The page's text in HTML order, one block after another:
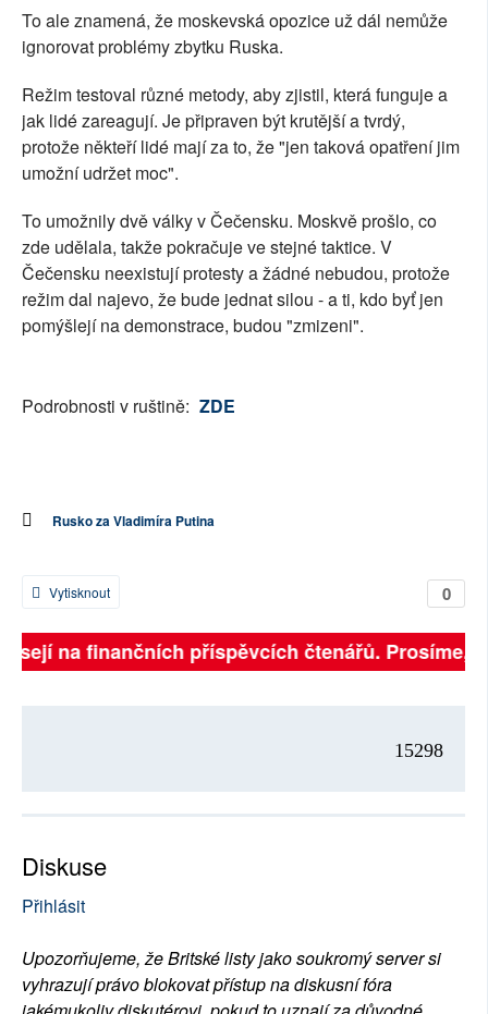
To ale znamená, že moskevská opozice už dál nemůže
ignorovat problémy zbytku Ruska.
Režim testoval různé metody, aby zjistil, která funguje a
jak lidé zareagují. Je připraven být krutější a tvrdý,
protože někteří lidé mají za to, že "jen taková opatření jim
umožní udržet moc".
To umožnily dvě války v Čečensku. Moskvě prošlo, co
zde udělala, takže pokračuje ve stejné taktice. V
Čečensku neexistují protesty a žádné nebudou, protože
režim dal najevo, že bude jednat silou - a ti, kdo byť jen
pomýšlejí na demonstrace, budou "zmizeni".
Podrobnosti v ruštině: ZDE
Rusko za Vladimíra Putina
0
Vytisknout
na finančních příspěvcích čtenářů. Prosíme,
15298
Diskuse
Přihlásit
Upozorňujeme, že Britské listy jako soukromý server si
vyhrazují právo blokovat přístup na diskusní fóra